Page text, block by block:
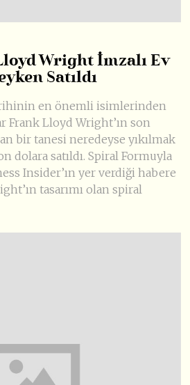
Wright İmzalı Ev
Satıldı
en önemli isimlerinden
Frank Lloyd Wright’ın son
bir tanesi neredeyse yıkılmak
dolara satıldı. Spiral Formuyla
Insider’ın yer verdiği habere
tasarımı olan spiral